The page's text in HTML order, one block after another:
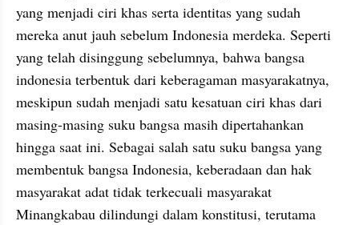
yang menjadi ciri khas serta identitas yang sudah
mereka anut jauh sebelum Indonesia merdeka. Seperti
yang telah disinggung sebelumnya, bahwa bangsa
indonesia terbentuk dari keberagaman masyarakatnya,
meskipun sudah menjadi satu kesatuan ciri khas dari
masing-masing suku bangsa masih dipertahankan
hingga saat ini. Sebagai salah satu suku bangsa yang
membentuk bangsa Indonesia, keberadaan dan hak
masyarakat adat tidak terkecuali masyarakat
Minangkabau dilindungi dalam konstitusi, terutama